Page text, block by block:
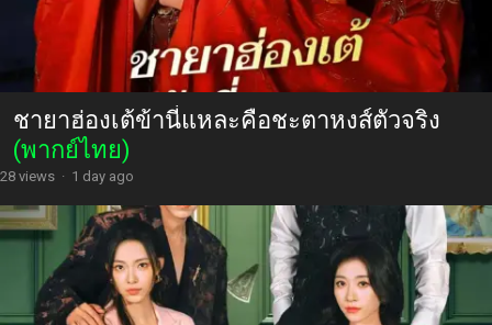
ชายาฮ่องเต้ข้านี่แหละคือชะตาหงส์ตัวจริง
(พากย์ไทย)
28 views · 1 day ago